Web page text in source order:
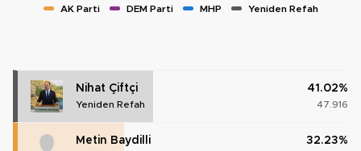
AK Parti DEM Parti MHP Yeniden Refah
Nihat Çiftçi
Yeniden Refah
41.02%
47.916
Metin Baydilli 32.23%